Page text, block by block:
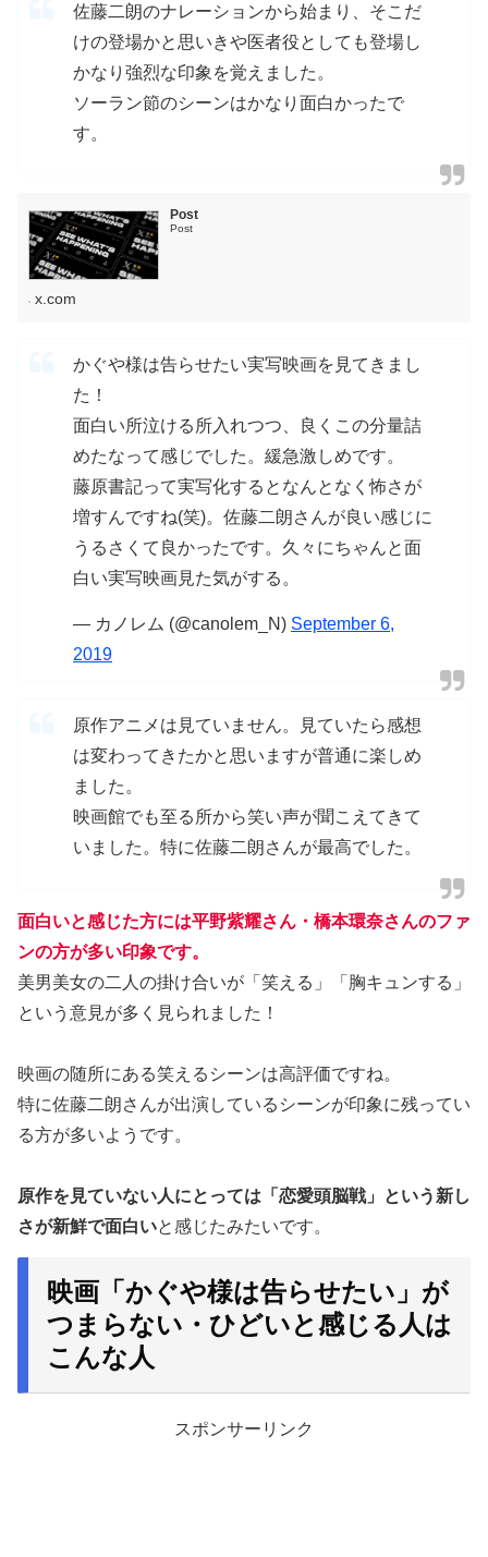
佐藤二朗のナレーションから始まり、そこだ
けの登場かと思いきや医者役としても登場し
かなり強烈な印象を覚えました。
ソーラン節のシーンはかなり面白かったで
す。
Post
Post
x.com
かぐや様は告らせたい実写映画を見てきまし
た！
面白い所泣ける所入れつつ、良くこの分量詰
めたなって感じでした。緩急激しめです。
藤原書記って実写化するとなんとなく怖さが
増すんですね(笑)。佐藤二朗さんが良い感じに
うるさくて良かったです。久々にちゃんと面
白い実写映画見た気がする。
— カノレム (@canolem_N) September 6,
2019
原作アニメは見ていません。見ていたら感想
は変わってきたかと思いますが普通に楽しめ
ました。
映画館でも至る所から笑い声が聞こえてきて
いました。特に佐藤二朗さんが最高でした。
面白いと感じた方には平野紫耀さん・橋本環奈さんのファ
ンの方が多い印象です。
美男美女の二人の掛け合いが「笑える」「胸キュンする」
という意見が多く見られました！
映画の随所にある笑えるシーンは高評価ですね。
特に佐藤二朗さんが出演しているシーンが印象に残ってい
る方が多いようです。
原作を見ていない人にとっては「恋愛頭脳戦」という新し
さが新鮮で面白いと感じたみたいです。
映画「かぐや様は告らせたい」が
つまらない・ひどいと感じる人は
こんな人
スポンサーリンク